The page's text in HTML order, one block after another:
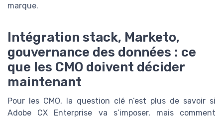
marque.
Intégration stack, Marketo,
gouvernance des données : ce
que les CMO doivent décider
maintenant
Pour les CMO, la question clé n’est plus de savoir si
Adobe CX Enterprise va s’imposer, mais comment